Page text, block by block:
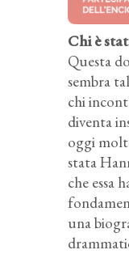
Chi è
Questa
sembra
chi
diventa
oggi
stata
che essa
una